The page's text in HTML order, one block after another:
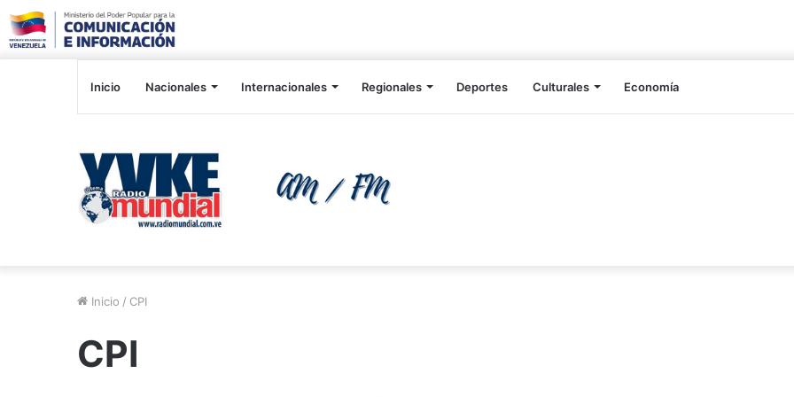
Inicio Nacionales Internacionales Regionales Deportes Culturales Economía
Inicio / CPI
CPI